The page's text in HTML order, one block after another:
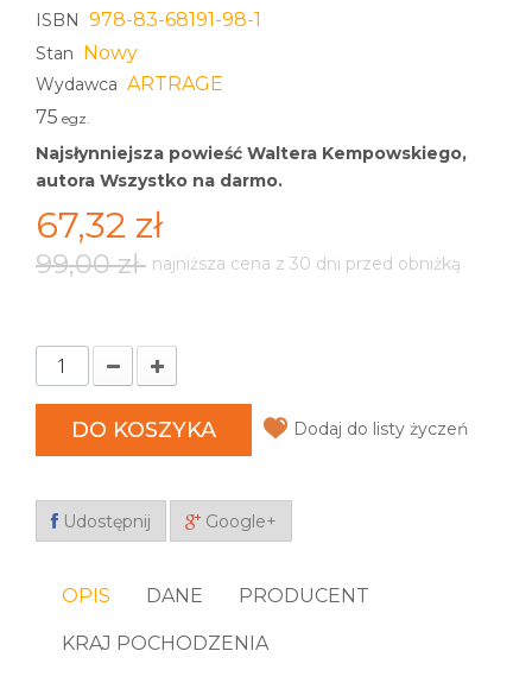
ISBN 978-83-68191-98-1
Stan Nowy
Wydawca ARTRAGE
75 egz.
Najsłynniejsza powieść Waltera Kempowskiego,
autora Wszystko na darmo.
67,32 zł
99,00 zł najniższa cena z 30 dni przed obniżką
DO KOSZYKA Dodaj do listy życzeń
Udostępnij Google+
OPIS DANE PRODUCENT
KRAJ POCHODZENIA